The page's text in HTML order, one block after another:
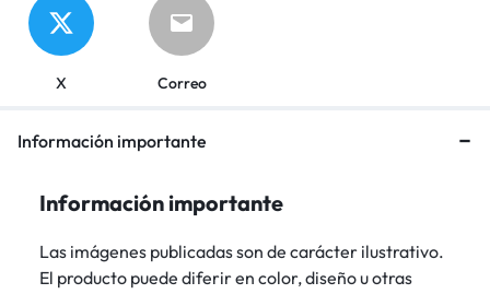
X Correo
Información importante
Información importante
Las imágenes publicadas son de carácter ilustrativo.
El producto puede diferir en color, diseño u otras